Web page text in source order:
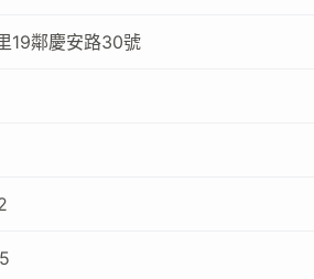
19鄰慶安路30號